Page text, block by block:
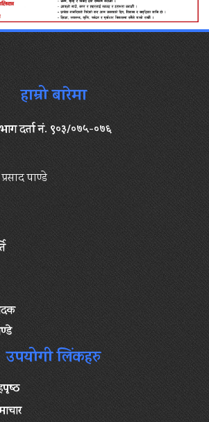
हाम्रो बारेमा
दर्ता नं. ९०३/०७५-०७६
पाण्डे
उपयोगी लिंकहरु